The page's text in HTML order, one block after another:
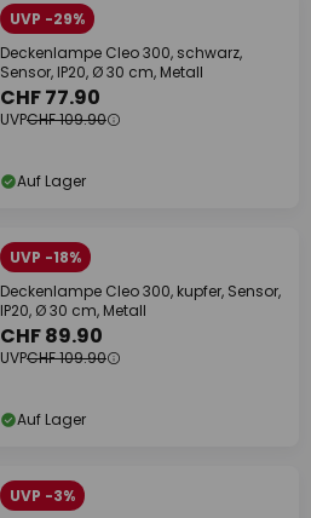
UVP -29%
Deckenlampe Cleo 300, schwarz,
Sensor, IP20, Ø 30 cm, Metall
CHF 77.90
UVPCHF 109.90
Auf Lager
UVP -18%
Deckenlampe Cleo 300, kupfer, Sensor,
IP20, Ø 30 cm, Metall
CHF 89.90
UVPCHF 109.90
Auf Lager
UVP -3%